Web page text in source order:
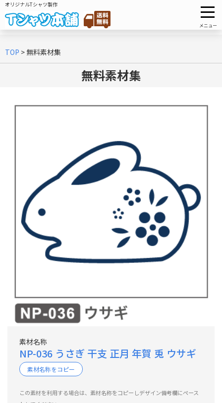
オリジナルTシャツ製作
メニュー
TOP > 無料素材集
無料素材集
素材名称
NP-036 うさぎ 干支 正月 年賀 兎 ウサギ
素材名称をコピー
この素材を利用する場合は、素材名称をコピーしデザイン備考欄にペース